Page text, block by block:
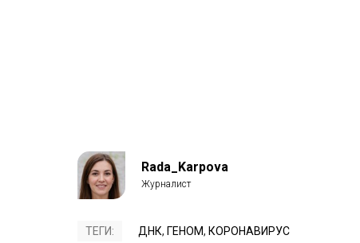
Rada_Karpova
ТЕГИ: ДНК, ГЕНОМ, КОРОНАВИРУС